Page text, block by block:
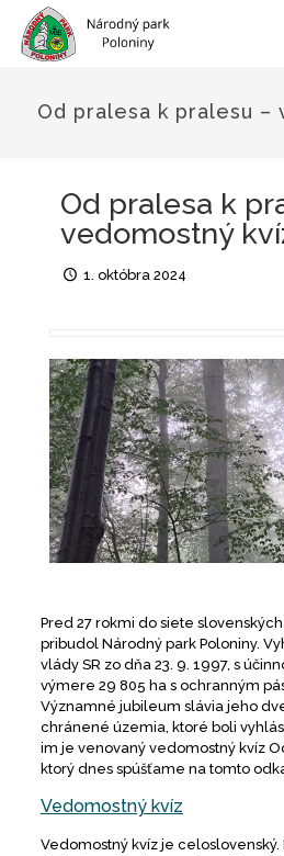
Od pralesa k pralesu –
Od pralesa k
vedomostný
1. októbra 2024
Pred 27 rokmi do siete
pribudol Národný park Poloniny.
vlády SR zo dňa 23. 9. 1997, s
výmere 29 805 ha s ochranným
Významné jubileum slávia jeho
chránené územia, ktoré boli
im je venovaný vedomostný kvíz
ktorý dnes spúšťame na tomto
Vedomostný kvíz
Vedomostný kvíz je celoslovenský.